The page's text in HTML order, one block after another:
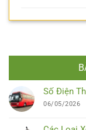
Số Điện
06/05/2026